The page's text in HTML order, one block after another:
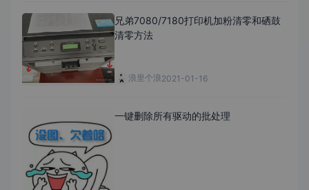
兄弟7080/7180打印机加粉清零和硒鼓
清零方法
浪里个浪2021-01-16
一键删除所有驱动的批处理